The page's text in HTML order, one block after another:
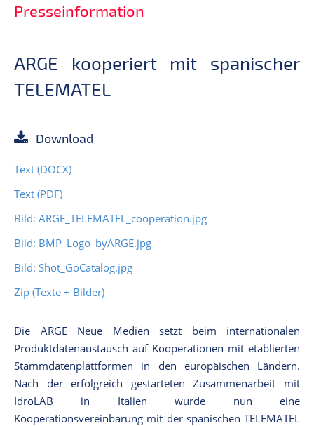
Presseinformation
ARGE kooperiert mit spanischer
TELEMATEL
Download
Text (DOCX)
Text (PDF)
Bild: ARGE_TELEMATEL_cooperation.jpg
Bild: BMP_Logo_byARGE.jpg
Bild: Shot_GoCatalog.jpg
Zip (Texte + Bilder)
Die ARGE Neue Medien setzt beim internationalen
Produktdatenaustausch auf Kooperationen mit etablierten
Stammdatenplattformen in den europäischen Ländern.
Nach der erfolgreich gestarteten Zusammenarbeit mit
IdroLAB in Italien wurde nun eine
Kooperationsvereinbarung mit der spanischen TELEMATEL